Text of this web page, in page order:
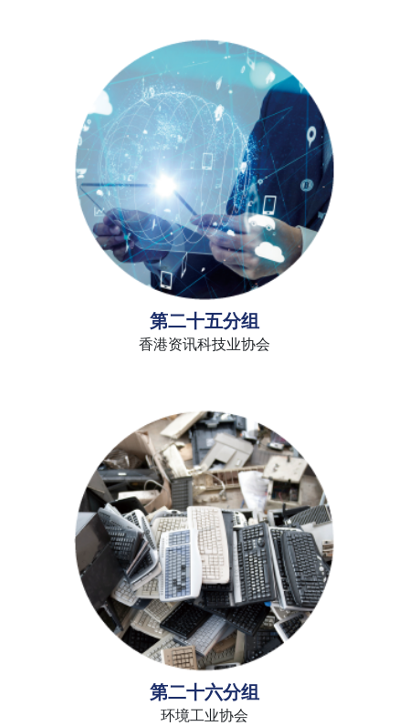
第二十五分组
香港资讯科技业协会
第二十六分组
环境工业协会